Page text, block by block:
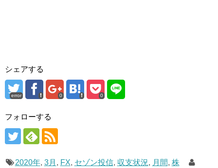
シェアする
error 0 0
フォローする
2020年, 3月 , FX, セゾン投信, 収支状況, 月間, 株